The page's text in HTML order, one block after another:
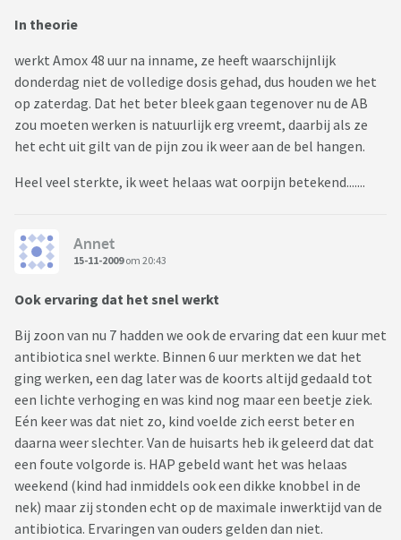
In theorie
werkt Amox 48 uur na inname, ze heeft waarschijnlijk
donderdag niet de volledige dosis gehad, dus houden we het
op zaterdag. Dat het beter bleek gaan tegenover nu de AB
zou moeten werken is natuurlijk erg vreemt, daarbij als ze
het echt uit gilt van de pijn zou ik weer aan de bel hangen.
Heel veel sterkte, ik weet helaas wat oorpijn betekend.......
Annet
15-11-2009om 20:43
Ook ervaring dat het snel werkt
Bij zoon van nu 7 hadden we ook de ervaring dat een kuur met
antibiotica snel werkte. Binnen 6 uur merkten we dat het
ging werken, een dag later was de koorts altijd gedaald tot
een lichte verhoging en was kind nog maar een beetje ziek.
Eén keer was dat niet zo, kind voelde zich eerst beter en
daarna weer slechter. Van de huisarts heb ik geleerd dat dat
een foute volgorde is. HAP gebeld want het was helaas
weekend (kind had inmiddels ook een dikke knobbel in de
nek) maar zij stonden echt op de maximale inwerktijd van de
antibiotica. Ervaringen van ouders gelden dan niet.